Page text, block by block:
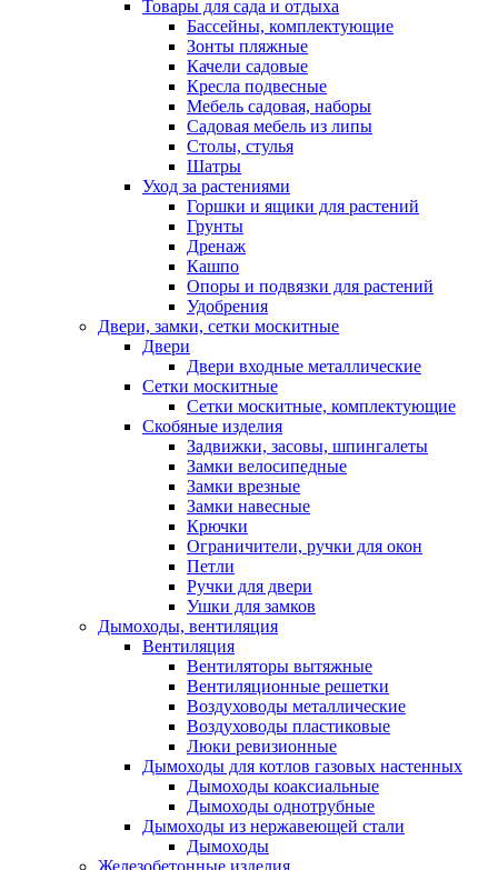
Товары для сада и отдыха
Бассейны, комплектующие
Зонты пляжные
Качели садовые
Кресла подвесные
Мебель садовая, наборы
Садовая мебель из липы
Столы, стулья
Шатры
Уход за растениями
Горшки и ящики для растений
Грунты
Дренаж
Кашпо
Опоры и подвязки для растений
Удобрения
Двери, замки, сетки москитные
Двери
Двери входные металлические
Сетки москитные
Сетки москитные, комплектующие
Скобяные изделия
Задвижки, засовы, шпингалеты
Замки велосипедные
Замки врезные
Замки навесные
Крючки
Ограничители, ручки для окон
Петли
Ручки для двери
Ушки для замков
Дымоходы, вентиляция
Вентиляция
Вентиляторы вытяжные
Вентиляционные решетки
Воздуховоды металлические
Воздуховоды пластиковые
Люки ревизионные
Дымоходы для котлов газовых настенных
Дымоходы коаксиальные
Дымоходы однотрубные
Дымоходы из нержавеющей стали
Дымоходы
Железобетонные изделия